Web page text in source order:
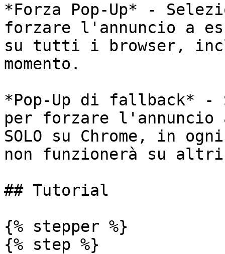
*Forza Pop-Up* -
forzare l'annuncio a
su tutti i browser,
momento.
*Pop-Up di fallback* -
per forzare l'annuncio
SOLO su Chrome, in
non funzionerà su
## Tutorial
{% stepper %}
{% step %}